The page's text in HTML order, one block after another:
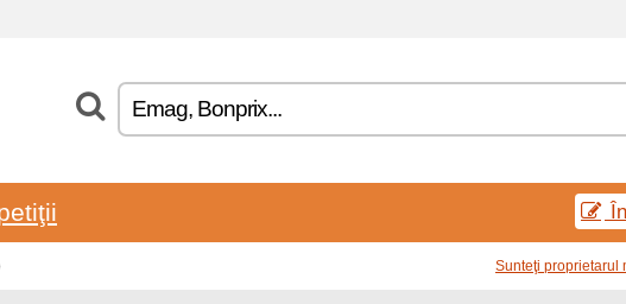
Sunteţi proprietarul